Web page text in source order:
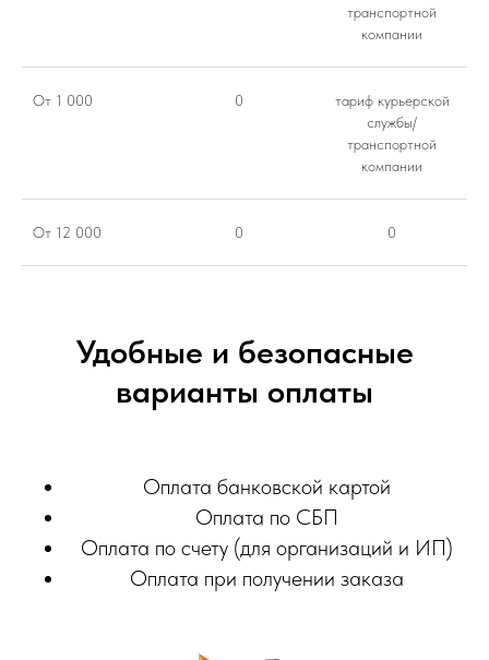
транспортной
компании
От 1 000 0
тариф курьерской
службы/
транспортной
компании
От 12 000 0 0
Удобные и безопасные
варианты оплаты
Оплата банковской картой
Оплата по СБП
Оплата по счету (для организаций и ИП)
Оплата при получении заказа